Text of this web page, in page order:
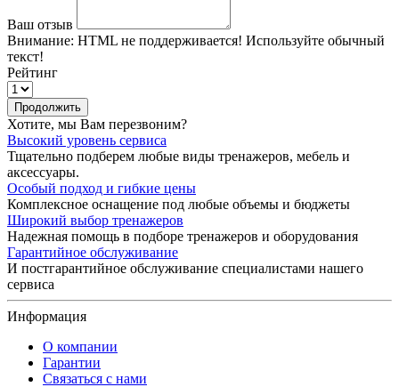
Ваш отзыв
Внимание: HTML не поддерживается! Используйте обычный
текст!
Рейтинг
Продолжить
Хотите, мы Вам перезвоним?
Высокий уровень сервиса
Тщательно подберем любые виды тренажеров, мебель и
аксессуары.
Особый подход и гибкие цены
Комплексное оснащение под любые объемы и бюджеты
Широкий выбор тренажеров
Надежная помощь в подборе тренажеров и оборудования
Гарантийное обслуживание
И постгарантийное обслуживание специалистами нашего
сервиса
Информация
О компании
Гарантии
Связаться с нами